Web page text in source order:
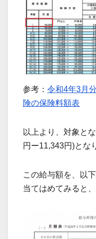
参考： 令和4年3月
険の保険料額表
以上より、対象と
円ー11,343円)とな
この給与額を、以
当てはめてみると